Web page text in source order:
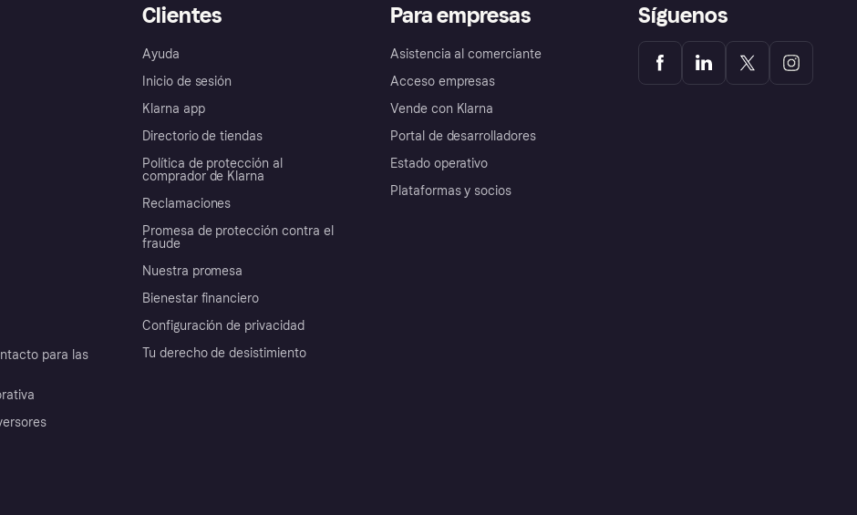
para las
Clientes
Ayuda
Inicio de sesión
Klarna app
Directorio de tiendas
Política de protección al
comprador de Klarna
Reclamaciones
Promesa de protección contra el
fraude
Nuestra promesa
Bienestar financiero
Configuración de privacidad
Tu derecho de desistimiento
Para empresas
Asistencia al comerciante
Acceso empresas
Vende con Klarna
Portal de desarrolladores
Estado operativo
Plataformas y socios
Síguenos